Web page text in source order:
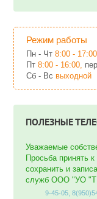
Режим работы
Пн - Чт 8:00 -
Пт 8:00 - 16:00,
Сб - Вс выходной
ПОЛЕЗНЫЕ
Уважаемые
Просьба принять
сохранить и
служб ООО "УО
9-45-05,